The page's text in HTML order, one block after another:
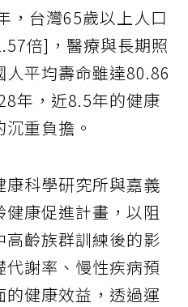
，台灣65歲以上人口
倍]，醫療與長期照
平均壽命雖達80.86
年，近8.5年的健康
重負擔。
科學研究所與嘉義
康促進計畫，以阻
齡族群訓練後的影
謝率、慢性疾病預
健康效益，透過運